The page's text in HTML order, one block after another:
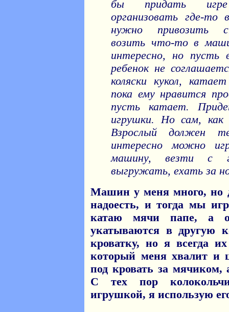
бы придать игре
организовать где-то
нужно привозить
возить что-то в
интересно, но
ребенок не
коляски кукол,
пока ему нравится
пусть катает.
игрушки. Но сам,
Взрослый должен
интересно можно
машину, везти с
выгружать, ехать за
Машин у меня много, но
надоесть, и тогда мы
катаю мячи папе, а
укатываются в другую
кроватку, но я всегда
который меня хвалит и
под кровать за
С тех пор
игрушкой, я использую